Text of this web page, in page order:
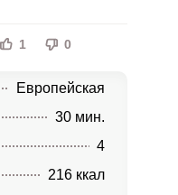
1 0
Европейская
30 мин.
4
216 ккал